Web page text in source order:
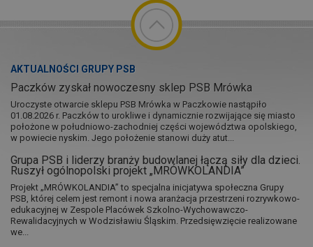
AKTUALNOŚCI GRUPY PSB
Paczków zyskał nowoczesny sklep PSB Mrówka
Uroczyste otwarcie sklepu PSB Mrówka w Paczkowie nastąpiło
01.08.2026 r. Paczków to urokliwe i dynamicznie rozwijające się miasto
położone w południowo-zachodniej części województwa opolskiego,
w powiecie nyskim. Jego położenie stanowi duży atut...
Grupa PSB i liderzy branży budowlanej łączą siły dla dzieci.
Ruszył ogólnopolski projekt „MRÓWKOLANDIA”
Projekt „MRÓWKOLANDIA” to specjalna inicjatywa społeczna Grupy
PSB, której celem jest remont i nowa aranżacja przestrzeni rozrywkowo-
edukacyjnej w Zespole Placówek Szkolno-Wychowawczo-
Rewalidacyjnych w Wodzisławiu Śląskim. Przedsięwzięcie realizowane
we...